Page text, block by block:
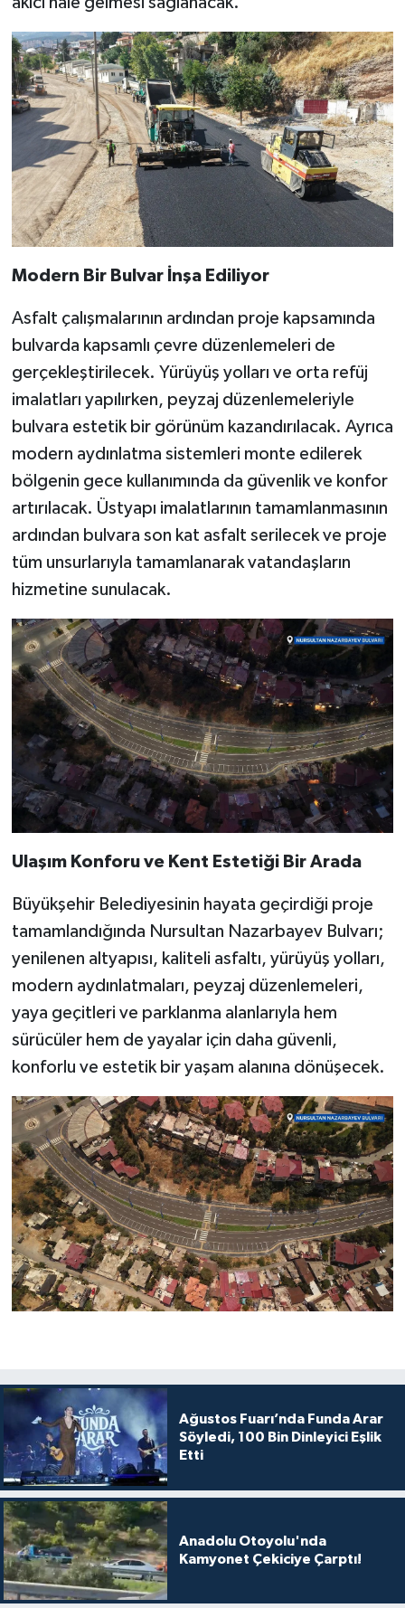
Modern Bir Bulvar İnşa Ediliyor
Asfalt çalışmalarının ardından proje kapsamında
bulvarda kapsamlı çevre düzenlemeleri de
gerçekleştirilecek. Yürüyüş yolları ve orta refüj
imalatları yapılırken, peyzaj düzenlemeleriyle
bulvara estetik bir görünüm kazandırılacak. Ayrıca
modern aydınlatma sistemleri monte edilerek
bölgenin gece kullanımında da güvenlik ve konfor
artırılacak. Üstyapı imalatlarının tamamlanmasının
ardından bulvara son kat asfalt serilecek ve proje
tüm unsurlarıyla tamamlanarak vatandaşların
hizmetine sunulacak.
Ulaşım Konforu ve Kent Estetiği Bir Arada
Büyükşehir Belediyesinin hayata geçirdiği proje
tamamlandığında Nursultan Nazarbayev Bulvarı;
yenilenen altyapısı, kaliteli asfaltı, yürüyüş yolları,
modern aydınlatmaları, peyzaj düzenlemeleri,
yaya geçitleri ve parklanma alanlarıyla hem
sürücüler hem de yayalar için daha güvenli,
konforlu ve estetik bir yaşam alanına dönüşecek.
Ağustos Fuarı’nda Funda Arar
Söyledi, 100 Bin Dinleyici Eşlik
Etti
Anadolu Otoyolu'nda
Kamyonet Çekiciye Çarptı!